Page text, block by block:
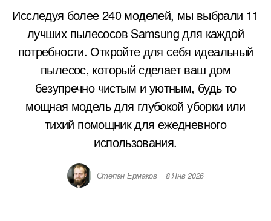
Исследуя более 240 моделей, мы выбрали 11
лучших пылесосов Samsung для каждой
потребности. Откройте для себя идеальный
пылесос, который сделает ваш дом
безупречно чистым и уютным, будь то
мощная модель для глубокой уборки или
тихий помощник для ежедневного
использования.
Степан Ермаков 8 Янв 2026